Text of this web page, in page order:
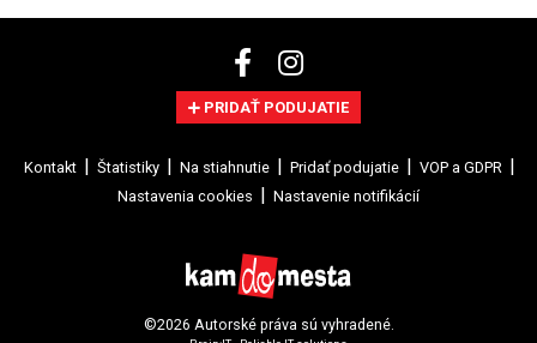
PRIDAŤ PODUJATIE
Kontakt Štatistiky Na stiahnutie Pridať podujatie
VOP a GDPR
Nastavenia cookies
Nastavenie notifikácií
©2026 Autorské práva sú vyhradené.